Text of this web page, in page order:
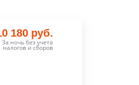
180 руб.
За ночь без учета
налогов и сборов